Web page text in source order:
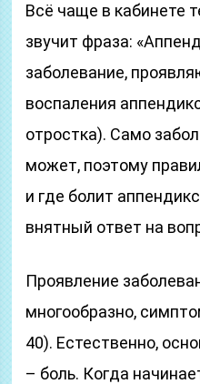
Всё чаще в кабинете
звучит фраза:
заболевание,
воспаления
отростка). Само
может, поэтому
и где болит
внятный ответ на
Проявление
многообразно,
40). Естественно,
– боль. Когда